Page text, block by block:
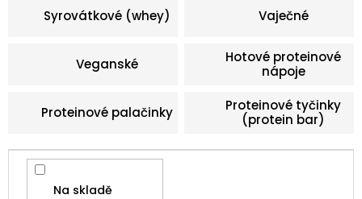
Syrovátkové (whey) Vaječné
Veganské
Hotové proteinové
nápoje
Proteinové palačinky
Proteinové tyčinky
(protein bar)
Na skladě